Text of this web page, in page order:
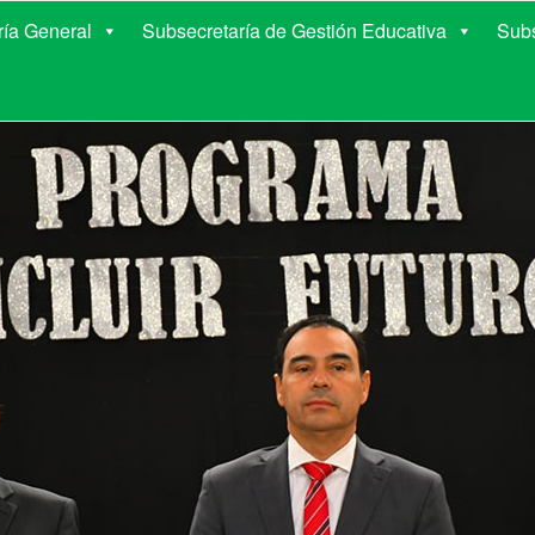
EDUCACIÓN DE
General Subsecretaría de Gestión Educativa